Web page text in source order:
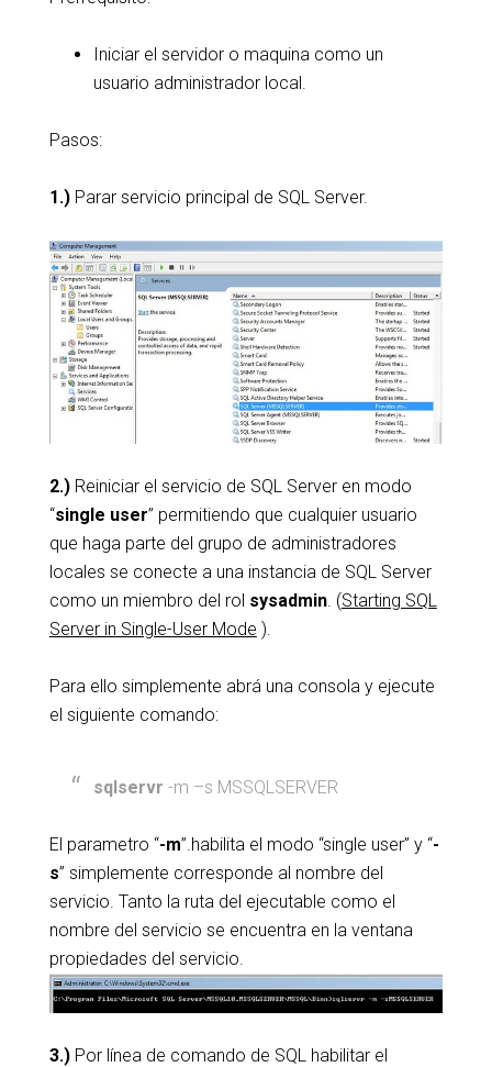
Iniciar el servidor o maquina como un
usuario administrador local.
Pasos:
1.)Parar servicio principal de SQL Server.
2.)Reiniciar el servicio de SQL Server en modo
“single user” permitiendo que cualquier usuario
que haga parte del grupo de administradores
locales se conecte a una instancia de SQL Server
como un miembro del rol sysadmin. (Starting SQL
Server in Single-User Mode ).
Para ello simplemente abrá una consola y ejecute
el siguiente comando:
sqlservr -m –s MSSQLSERVER
El parametro “-m”.habilita el modo “single user” y “-
s” simplemente corresponde al nombre del
servicio. Tanto la ruta del ejecutable como el
nombre del servicio se encuentra en la ventana
propiedades del servicio.
3.)Por línea de comando de SQL habilitar el